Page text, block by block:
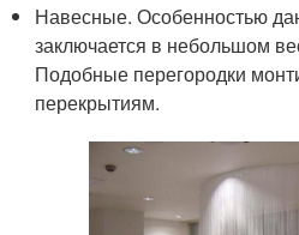
Навесные. Особенностью
заключается в небольшом
Подобные перегородки
перекрытиям.